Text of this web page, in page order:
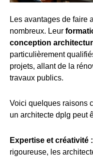
Les avantages de faire
nombreux. Leur
conception
particulièrement
projets, allant de la
travaux publics.
Voici quelques raisons
un architecte dplg peut
Expertise et créativité :
rigoureuse, les